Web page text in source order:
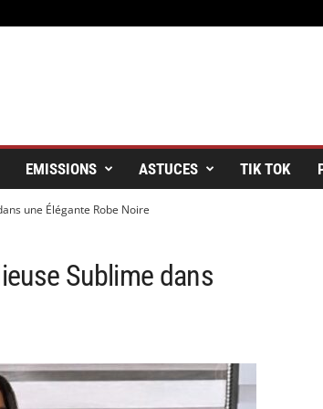
EMISSIONS ASTUCES TIK TOK
une Élégante Robe Noire
Sublime dans